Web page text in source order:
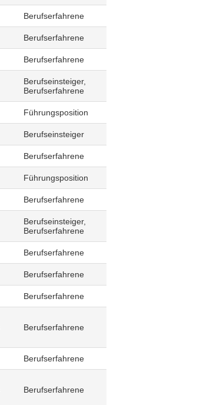
Berufserfahrene
Berufserfahrene
Berufserfahrene
Berufseinsteiger,
Berufserfahrene
Führungsposition
Berufseinsteiger
Berufserfahrene
Führungsposition
Berufserfahrene
Berufseinsteiger,
Berufserfahrene
Berufserfahrene
Berufserfahrene
Berufserfahrene
Berufserfahrene
Berufserfahrene
Berufserfahrene